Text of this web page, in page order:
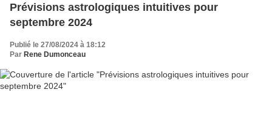
Prévisions astrologiques intuitives pour
septembre 2024
Publié le 27/08/2024 à 18:12
Par Rene Dumonceau